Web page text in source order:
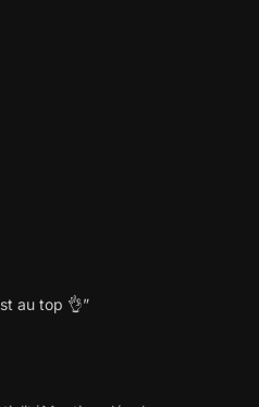
au top 👌”